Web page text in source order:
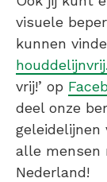
visuele
kunnen
vrij!’ op
deel onze
geleidelijnen
alle mensen
Nederland!